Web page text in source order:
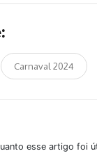
Carnaval 2024
esse artigo foi